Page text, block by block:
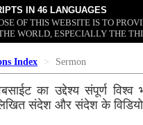
IN 46 LANGUAGES
OF THIS WEBSITE IS TO
WORLD, ESPECIALLY THE
Index Sermon
का उद्देश्य संपूर्ण
संदेश और संदेश के